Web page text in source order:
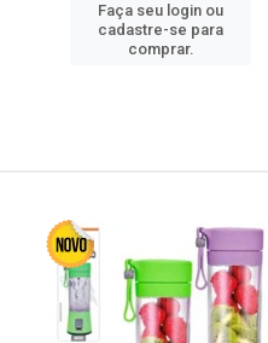
Faça seu login ou
cadastre-se para
comprar.